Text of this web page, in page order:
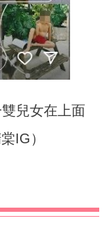
兒女在上面
IG）